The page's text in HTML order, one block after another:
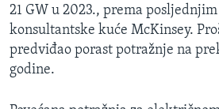
21 GW u 2023., prema
konsultantske kuće McKinsey.
predviđao porast potražnje na
godine.